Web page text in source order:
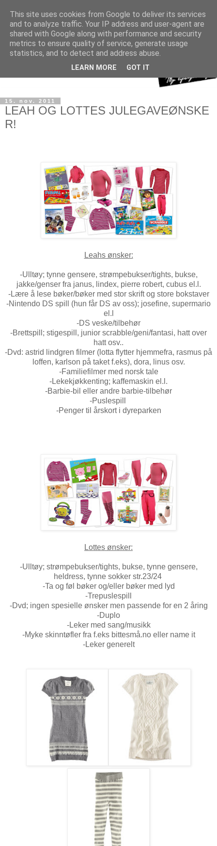
15. nov. 2011
LEAH OG LOTTES JULEGAVEØNSKE
R!
Leahs ønsker:
-Ulltøy; tynne gensere, strømpebukser/tights, bukse,
jakke/genser fra janus, lindex, pierre robert, cubus el.l.
-Lære å lese bøker/bøker med stor skrift og store bokstaver
-Nintendo DS spill (hun får DS av oss); josefine, supermario
el.l
-DS veske/tilbehør
-Brettspill; stigespill, junior scrabble/geni/fantasi, hatt over
hatt osv..
-Dvd: astrid lindgren filmer (lotta flytter hjemmefra, rasmus på
loffen, karlson på taket f.eks), dora, linus osv.
-Familiefilmer med norsk tale
-Lekekjøkkenting; kaffemaskin el.l.
-Barbie-bil eller andre barbie-tilbehør
-Puslespill
-Penger til årskort i dyreparken
Lottes ønsker:
-Ulltøy; strømpebukser/tights, bukse, tynne gensere,
heldress, tynne sokker str.23/24
-Ta og føl bøker og/eller bøker med lyd
-Trepuslespill
-Dvd; ingen spesielle ønsker men passende for en 2 åring
-Duplo
-Leker med sang/musikk
-Myke skinntøfler fra f.eks bittesmå.no eller name it
-Leker generelt
This site uses cookies from Google to deliver its services
and to analyze traffic. Your IP address and user-agent are
shared with Google along with performance and security
metrics to ensure quality of service, generate usage
statistics, and to detect and address abuse.
LEARN MORE GOT IT